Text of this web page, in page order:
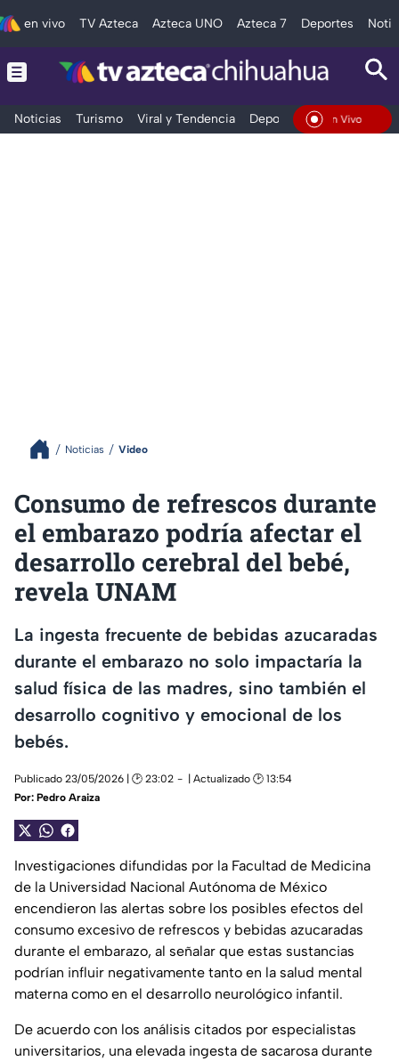
en vivo TV Azteca Azteca UNO Azteca 7 Deportes
Noticias Turismo Viral y Tendencia Deportes Espectáculos
En Vivo
Noticias Video
Consumo de refrescos durante
el embarazo podría afectar el
desarrollo cerebral del bebé,
revela UNAM
La ingesta frecuente de bebidas azucaradas
durante el embarazo no solo impactaría la
salud física de las madres, sino también el
desarrollo cognitivo y emocional de los
bebés.
Publicado 23/05/2026 | 🕑 23:02
| Actualizado 🕑 13:54
Por: Pedro Araiza
Investigaciones difundidas por la Facultad de Medicina
de la Universidad Nacional Autónoma de México
encendieron las alertas sobre los posibles efectos del
consumo excesivo de refrescos y bebidas azucaradas
durante el embarazo, al señalar que estas sustancias
podrían influir negativamente tanto en la salud mental
materna como en el desarrollo neurológico infantil.
De acuerdo con los análisis citados por especialistas
universitarios, una elevada ingesta de sacarosa durante